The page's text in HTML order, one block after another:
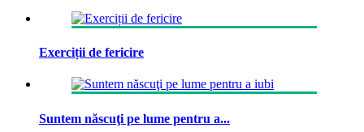
Exerciții de fericire
Suntem născuţi pe lume pentru a...